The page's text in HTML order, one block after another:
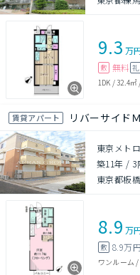
9.3 万
敷 無料 礼
1DK /32.4㎡
賃貸アパート リバーサイド
東京メト
築11年 / 3
東京都板
8.9 万
敷 8.9万
ワンルーム /